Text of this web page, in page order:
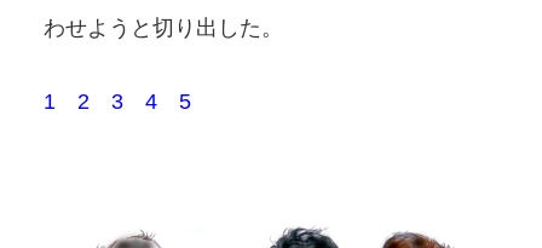
わせようと切り出した。
1 2 3 4 5